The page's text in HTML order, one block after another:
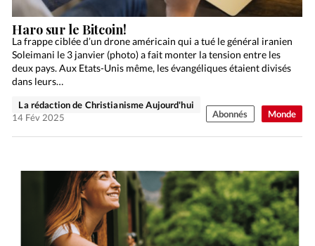
Monde
Haro sur le Bitcoin!
La frappe ciblée d’un drone américain qui a tué le général iranien
Soleimani le 3 janvier (photo) a fait monter la tension entre les
deux pays. Aux Etats-Unis même, les évangéliques étaient divisés
dans leurs…
La rédaction de Christianisme Aujourd'hui
14 Fév 2025
Abonnés